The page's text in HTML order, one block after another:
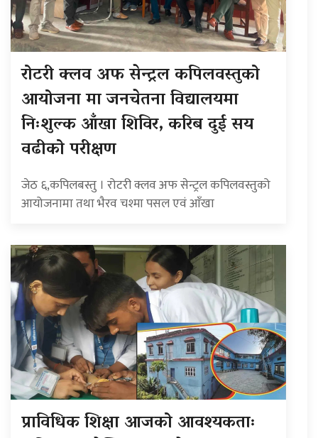
रोटरी क्लव अफ सेन्ट्रल कपिलवस्तुको
आयोजना मा जनचेतना विद्यालयमा
निःशुल्क आँखा शिविर, करिब दुई सय
वढीको परीक्षण
जेठ ६,कपिलबस्तु । रोटरी क्लव अफ सेन्ट्रल कपिलवस्तुको
आयोजनामा तथा भैरव चश्मा पसल एवं आँखा
प्राविधिक शिक्षा आजको आवश्यकताः